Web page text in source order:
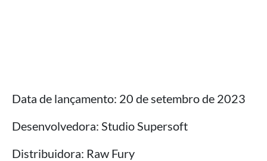
Data de lançamento: 20 de setembro de 2023
Desenvolvedora: Studio Supersoft
Distribuidora: Raw Fury